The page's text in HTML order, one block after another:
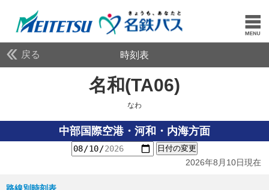
戻る 時刻表
名和(TA06)
なわ
中部国際空港・河和・内海方面
日付の変更
2026年8月10日現在
路線別時刻表